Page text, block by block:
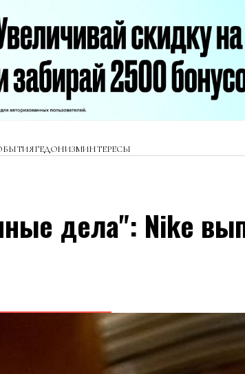
ГЕДОНИЗМИНТЕРЕСЫ
дела": Nike